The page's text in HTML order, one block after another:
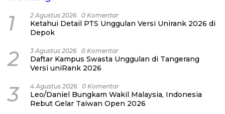
1 2 Agustus 2026 0 Komentar
Ketahui Detail PTS Unggulan Versi Unirank 2026 di
Depok
2 3 Agustus 2026 0 Komentar
Daftar Kampus Swasta Unggulan di Tangerang
Versi uniRank 2026
3 4 Agustus 2026 0 Komentar
Leo/Daniel Bungkam Wakil Malaysia, Indonesia
Rebut Gelar Taiwan Open 2026